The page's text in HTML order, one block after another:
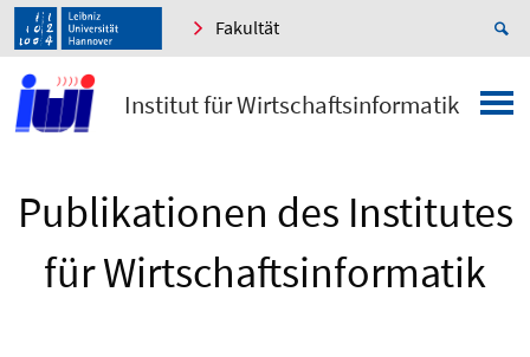
Fakultät
Institut für Wirtschaftsinformatik
Publikationen des Institutes
für Wirtschaftsinformatik